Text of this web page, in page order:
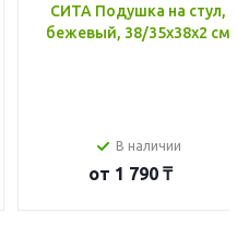
СИТА Подушка на стул,
бежевый, 38/35x38x2 см
В наличии
от 1 790 ₸